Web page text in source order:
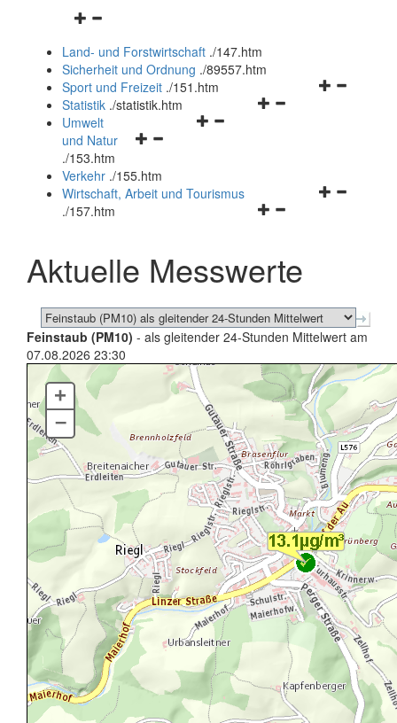
Navigationsmenü
und
schließen
Land- und Forstwirtschaft ./147.htm
Sicherheit und Ordnung ./89557.htm
Navigationsmenü
Sport und Freizeit ./151.htm
Navigationsmenü
Statistik ./statistik.htm
Navigationsmenü
und
schließen
Umwelt
und Natur
./153.htm
Verkehr ./155.htm
Navigationsmenü
schließen
Wirtschaft, Arbeit und Tourismus
./157.htm
Aktuelle Messwerte
Feinstaub (PM10) - als gleitender 24-Stunden Mittelwert am
07.08.2026 23:30
+
–